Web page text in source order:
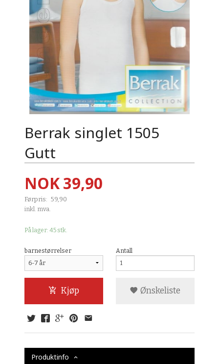
Berrak singlet 1505
Gutt
Tilbud
NOK39,90
Førpris: 59,90
Rabatt
inkl. mva.
På lager: 45 stk.
barnestørrelser Antall
Kjøp Ønskeliste
Produktinfo